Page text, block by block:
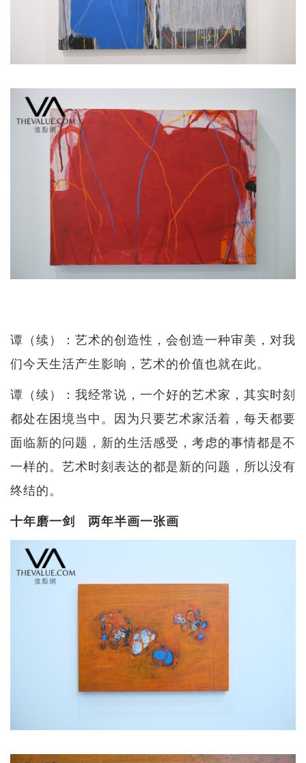
谭（续）：艺术的创造性，会创造一种审美，对我
们今天生活产生影响，艺术的价值也就在此。
谭（续）：我经常说，一个好的艺术家，其实时刻
都处在困境当中。因为只要艺术家活着，每天都要
面临新的问题，新的生活感受，考虑的事情都是不
一样的。艺术时刻表达的都是新的问题，所以没有
终结的。
十年磨一剑 两年半画一张画